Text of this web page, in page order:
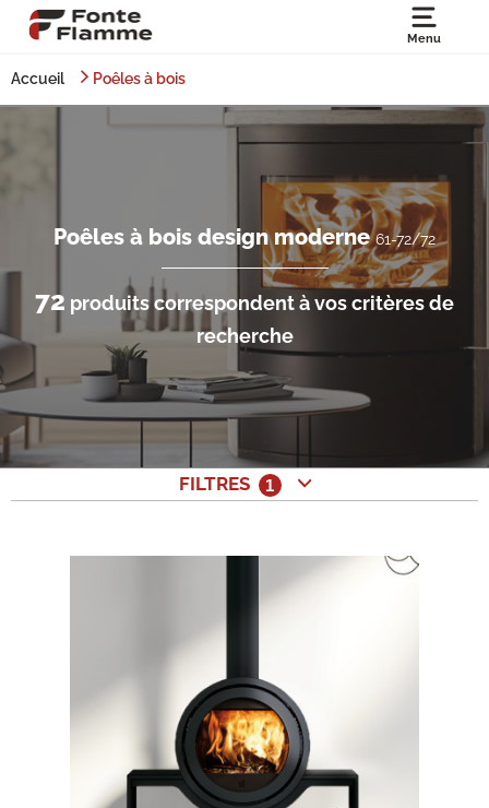
Menu
Accueil Poêles à bois
Poêles à bois design moderne61-72/72
72 produits correspondent à vos critères de
recherche
FILTRES 1